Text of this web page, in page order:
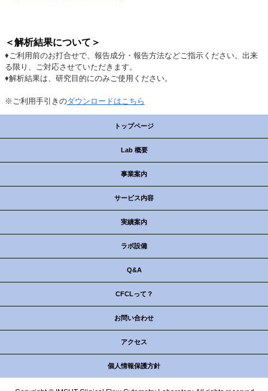
＜解析結果について＞
♦ご利用前のお打合せで、報告成分・報告方法などご指示ください。出来
る限り、ご対応させていただきます。
♦解析結果は、研究目的にのみご使用ください。
※ご利用手引きのダウンロードはこちら
トップページ
Lab 概要
事業案内
サービス内容
実績案内
ラボ設備
Q&A
CFCLって？
お問い合わせ
アクセス
個人情報保護方針